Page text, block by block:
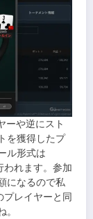
ーや逆にスト
を獲得したプ
ル形式は
れます。参加
になるので私
プレイヤーと同